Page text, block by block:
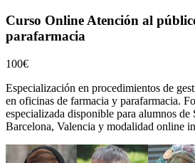
Curso Online Atención al
parafarmacia
100€
Especialización en procedimientos de
en oficinas de farmacia y parafarmacia.
especializada disponible para alumnos de
Barcelona, Valencia y modalidad online